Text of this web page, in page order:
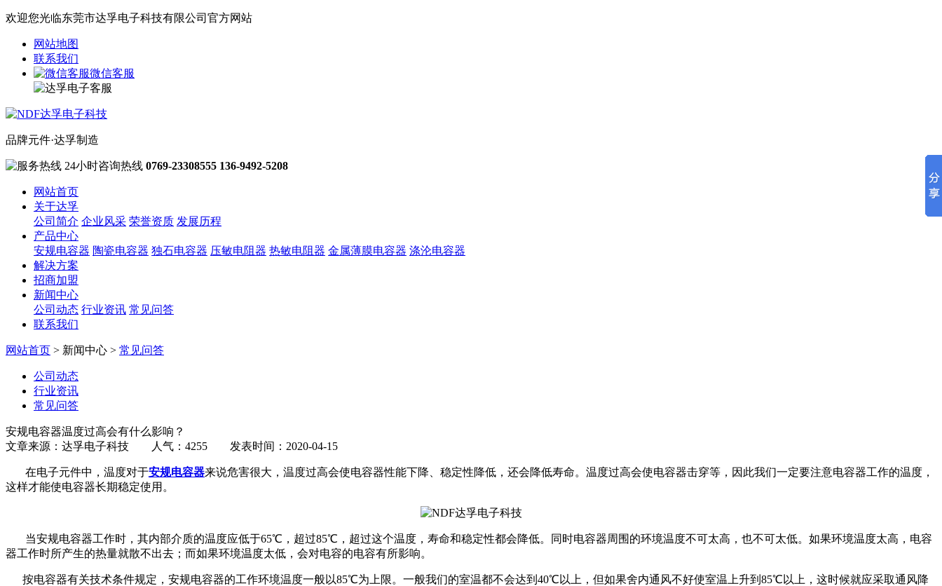
欢迎您光临东莞市达孚电子科技有限公司官方网站
网站地图
联系我们
微信客服
品牌元件·达孚制造
24小时咨询热线 0769-23308555 136-9492-5208
网站首页
关于达孚
公司简介 企业风采 荣誉资质 发展历程
产品中心
安规电容器 陶瓷电容器 独石电容器 压敏电阻器 热敏电阻器 金属薄膜电容器 涤沦电容器
解决方案
招商加盟
新闻中心
公司动态 行业资讯 常见问答
联系我们
网站首页 > 新闻中心 > 常见问答
公司动态
行业资讯
常见问答
安规电容器温度过高会有什么影响？
文章来源：达孚电子科技 人气：4255 发表时间：2020-04-15
在电子元件中，温度对于安规电容器来说危害很大，温度过高会使电容器性能下降、稳定性降低，还会降低寿命。温度过高会使电容器击穿等，因此我们一定要注意电容器工作的温度，
这样才能使电容器长期稳定使用。
当安规电容器工作时，其内部介质的温度应低于65℃，超过85℃，超过这个温度，寿命和稳定性都会降低。同时电容器周围的环境温度不可太高，也不可太低。如果环境温度太高，电容
器工作时所产生的热量就散不出去；而如果环境温度太低，会对电容的电容有所影响。
按电容器有关技术条件规定，安规电容器的工作环境温度一般以85℃为上限。一般我们的室温都不会达到40℃以上，但如果舍内通风不好使室温上升到85℃以上，这时候就应采取通风降